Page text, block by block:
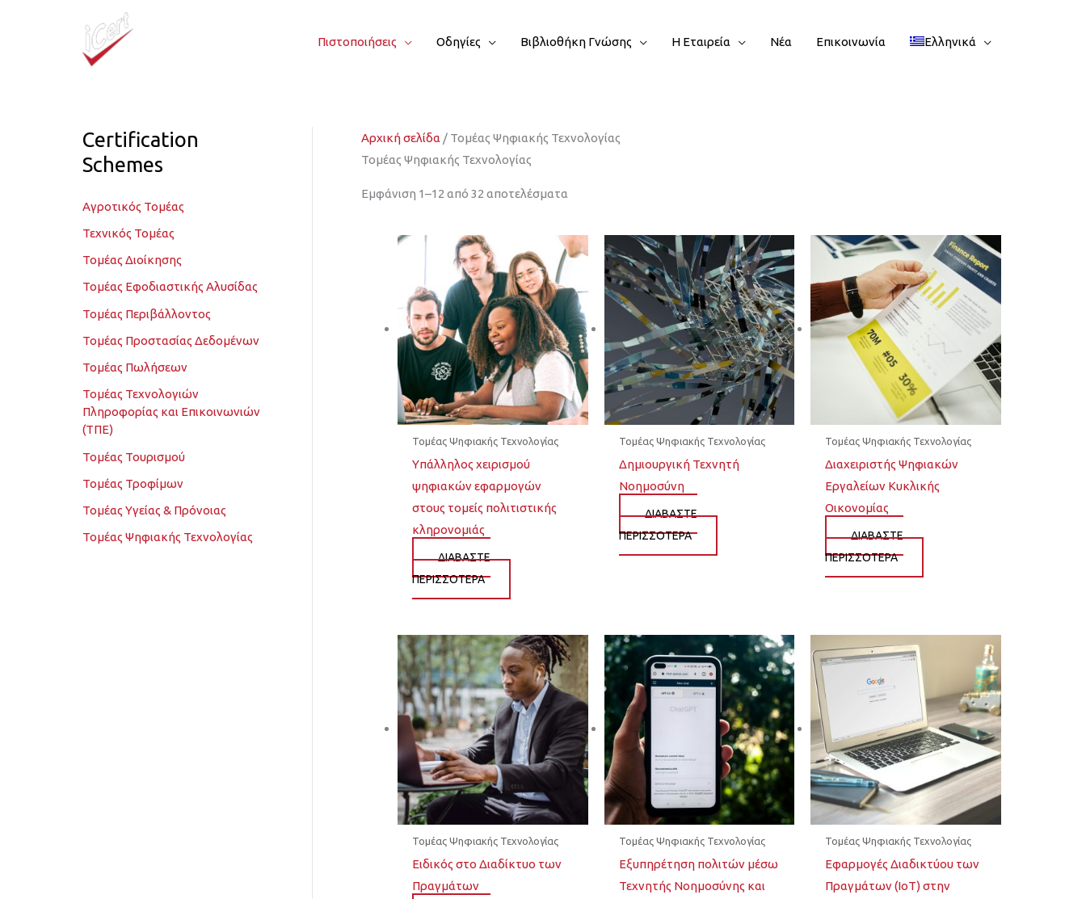
Πιστοποιήσεις Οδηγίες Βιβλιοθήκη Γνώσης Η Εταιρεία Νέα Επικοινωνία Ελληνικά
Certification
Schemes
Αγροτικός Τομέας
Τεχνικός Τομέας
Τομέας Διοίκησης
Τομέας Εφοδιαστικής Αλυσίδας
Τομέας Περιβάλλοντος
Τομέας Προστασίας Δεδομένων
Τομέας Πωλήσεων
Τομέας Τεχνολογιών
Πληροφορίας και Επικοινωνιών
(ΤΠΕ)
Τομέας Τουρισμού
Τομέας Τροφίμων
Τομέας Υγείας & Πρόνοιας
Τομέας Ψηφιακής Τεχνολογίας
Αρχική σελίδα / Τομέας Ψηφιακής Τεχνολογίας
Τομέας Ψηφιακής Τεχνολογίας
Εμφάνιση 1–12 από 32 αποτελέσματα
Τομέας Ψηφιακής Τεχνολογίας
Yπάλληλος χειρισμού
ψηφιακών εφαρμογών
στους τομείς πολιτιστικής
κληρονομιάς
ΔΙΆΒΑΣΤΕ
ΠΕΡΙΣΣΌΤΕΡΑ
Τομέας Ψηφιακής Τεχνολογίας
Δημιουργική Τεχνητή
Νοημοσύνη
ΔΙΆΒΑΣΤΕ
ΠΕΡΙΣΣΌΤΕΡΑ
Τομέας Ψηφιακής Τεχνολογίας
Διαχειριστής Ψηφιακών
Εργαλείων Κυκλικής
Οικονομίας
ΔΙΆΒΑΣΤΕ
ΠΕΡΙΣΣΌΤΕΡΑ
Τομέας Ψηφιακής Τεχνολογίας
Ειδικός στο Διαδίκτυο των
Πραγμάτων
Τομέας Ψηφιακής Τεχνολογίας
Εξυπηρέτηση πολιτών μέσω
Τεχνητής Νοημοσύνης και
Τομέας Ψηφιακής Τεχνολογίας
Εφαρμογές Διαδικτύου των
Πραγμάτων (IoT) στην